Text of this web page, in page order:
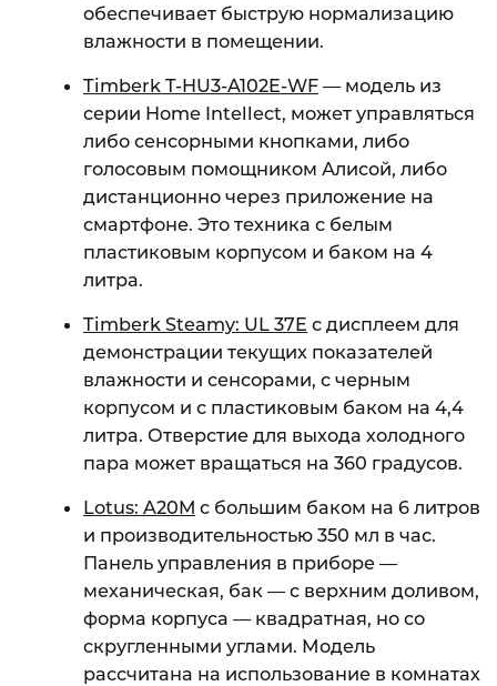
обеспечивает быструю нормализацию
влажности в помещении.
Timberk T-HU3-A102E-WF — модель из
серии Home Intellect, может управляться
либо сенсорными кнопками, либо
голосовым помощником Алисой, либо
дистанционно через приложение на
смартфоне. Это техника с белым
пластиковым корпусом и баком на 4
литра.
Timberk Steamy: UL 37E с дисплеем для
демонстрации текущих показателей
влажности и сенсорами, с черным
корпусом и с пластиковым баком на 4,4
литра. Отверстие для выхода холодного
пара может вращаться на 360 градусов.
Lotus: A20M с большим баком на 6 литров
и производительностью 350 мл в час.
Панель управления в приборе —
механическая, бак — с верхним доливом,
форма корпуса — квадратная, но со
скругленными углами. Модель
рассчитана на использование в комнатах